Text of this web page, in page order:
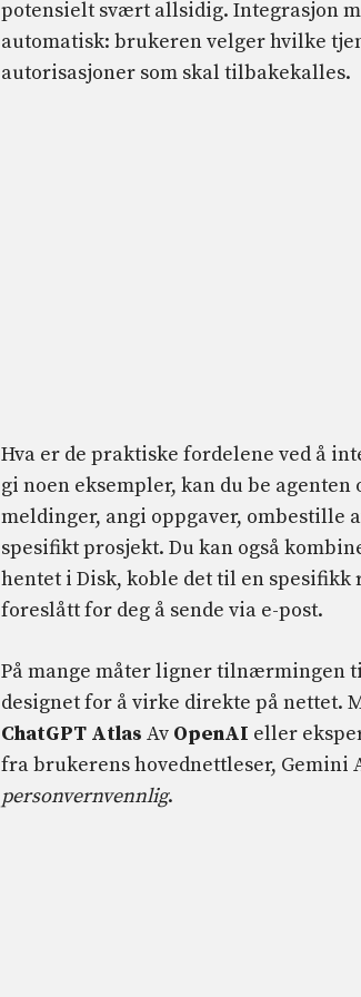
potensielt svært allsidig. Integrasjon
automatisk: brukeren velger hvilke
autorisasjoner som skal tilbakekalles.
Hva er de praktiske fordelene ved å
gi noen eksempler, kan du be
meldinger, angi oppgaver, ombestille
spesifikt prosjekt. Du kan også
hentet i Disk, koble det til en
foreslått for deg å sende via e-post.
På mange måter ligner tilnærmingen
designet for å virke direkte på nettet.
ChatGPT Atlas Av OpenAI eller
fra brukerens hovednettleser,
personvernvennlig.